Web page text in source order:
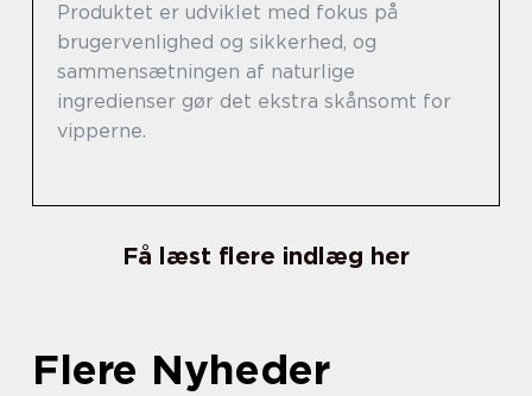
Produktet er udviklet med fokus på
brugervenlighed og sikkerhed, og
sammensætningen af naturlige
ingredienser gør det ekstra skånsomt for
vipperne.
Få læst flere indlæg her
Flere Nyheder